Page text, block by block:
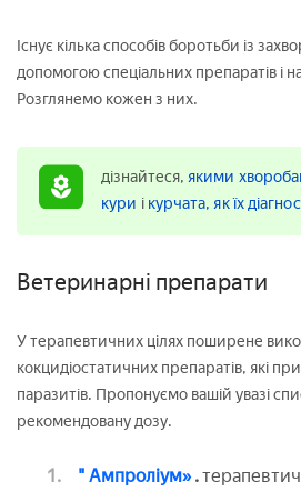
Існує кілька способів боротьби із
допомогою спеціальних препаратів і
Розглянемо кожен з них.
дізнайтеся, якими
кури і курчата, як їх
Ветеринарні препарати
У терапевтичних цілях поширене
кокцидіостатичних препаратів, які
паразитів. Пропонуємо вашій увазі
рекомендовану дозу.
" Ампроліум» .